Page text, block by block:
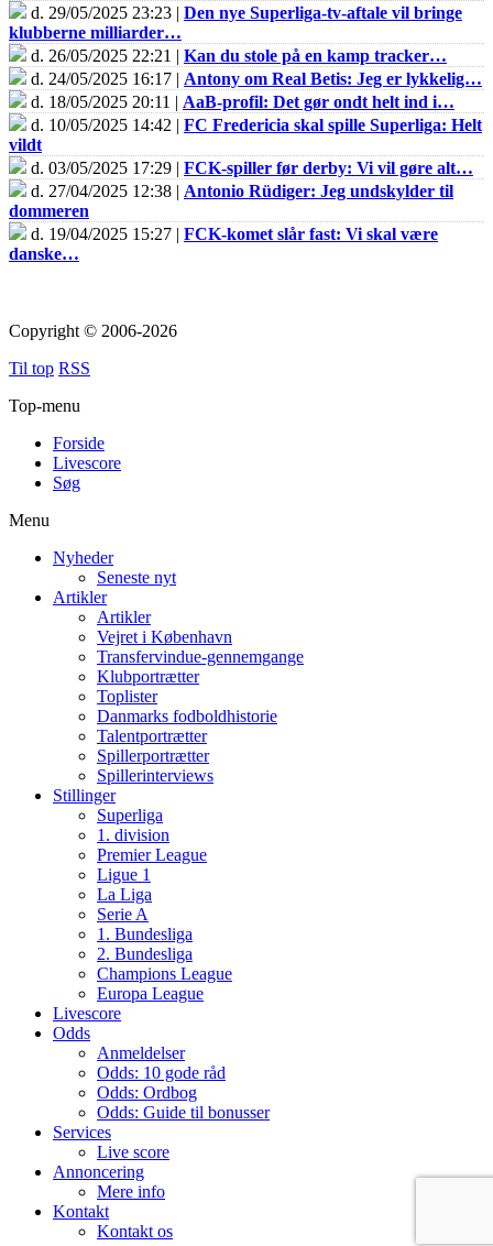
d. 29/05/2025 23:23 | Den nye Superliga-tv-aftale vil bringe
klubberne milliarder…
d. 26/05/2025 22:21 | Kan du stole på en kamp tracker…
d. 24/05/2025 16:17 | Antony om Real Betis: Jeg er lykkelig…
d. 18/05/2025 20:11 | AaB-profil: Det gør ondt helt ind i…
d. 10/05/2025 14:42 | FC Fredericia skal spille Superliga: Helt
vildt
d. 03/05/2025 17:29 | FCK-spiller før derby: Vi vil gøre alt…
d. 27/04/2025 12:38 | Antonio Rüdiger: Jeg undskylder til
dommeren
d. 19/04/2025 15:27 | FCK-komet slår fast: Vi skal være
danske…
Copyright © 2006-2026
Til top RSS
Top-menu
Forside
Livescore
Søg
Menu
Nyheder
Seneste nyt
Artikler
Artikler
Vejret i København
Transfervindue-gennemgange
Klubportrætter
Toplister
Danmarks fodboldhistorie
Talentportrætter
Spillerportrætter
Spillerinterviews
Stillinger
Superliga
1. division
Premier League
Ligue 1
La Liga
Serie A
1. Bundesliga
2. Bundesliga
Champions League
Europa League
Livescore
Odds
Anmeldelser
Odds: 10 gode råd
Odds: Ordbog
Odds: Guide til bonusser
Services
Live score
Annoncering
Mere info
Kontakt
Kontakt os